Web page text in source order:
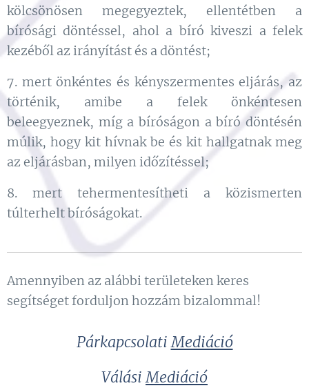
kölcsönösen megegyeztek, ellentétben a
bírósági döntéssel, ahol a bíró kiveszi a felek
kezéből az irányítást és a döntést;
7. mert önkéntes és kényszermentes eljárás, az
történik, amibe a felek önkéntesen
beleegyeznek, míg a bíróságon a bíró döntésén
múlik, hogy kit hívnak be és kit hallgatnak meg
az eljárásban, milyen időzítéssel;
8. mert tehermentesítheti a közismerten
túlterhelt bíróságokat.
Amennyiben az alábbi területeken keres
segítséget forduljon hozzám bizalommal!
PárkapcsolatiMediáció
VálásiMediáció